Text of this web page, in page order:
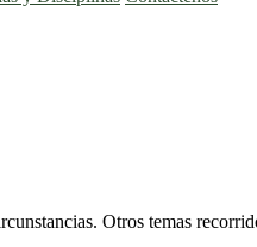
Otros temas